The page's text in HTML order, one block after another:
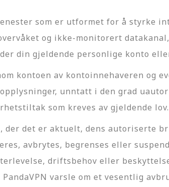
som er utformet for å styrke
og ikke-monitorert
din gjeldende personlige konto
kontoen av kontoinnehaveren og
unntatt i den grad
som kreves av gjeldende lov.
der det er aktuelt, dens autoriserte
avbrytes, begrenses eller
driftsbehov eller beskyttelse
varsle om et vesentlig